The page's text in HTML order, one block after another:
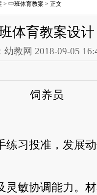
> 中班体育教案 > 正文
体育教案设
幼教网 2018-09-05
饲养员
习投准，发展动
敏协调能力。材